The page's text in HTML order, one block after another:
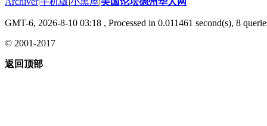
GMT-6, 2026-8-10 03:18 , Processed in 0.011461 second(s), 8
© 2001-2017
返回顶部